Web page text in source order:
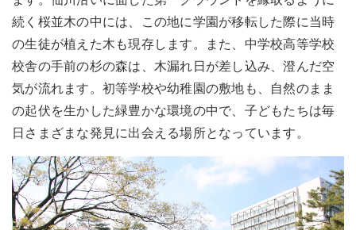
続く桜並木の中には、この地に学園が移転した際に当時
の生徒が植えた木も現存します。また、中学校高等学校
校舎の手前の杉の森は、木漏れ日が差し込み、澄んだ空
気が流れます。初等学校や幼稚園の敷地も、自然のまま
の起伏を生かした緑豊かな環境の中で、子どもたちは毎
日さまざまな発見に出会える場所となっています。